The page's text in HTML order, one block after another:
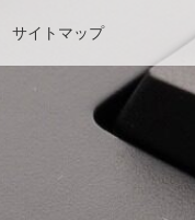
サイトマップ